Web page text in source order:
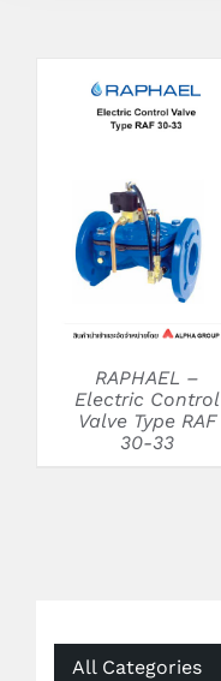
DETAILS
RAPHAEL –
Electric Control
Valve Type RAF
30-33
All Categories